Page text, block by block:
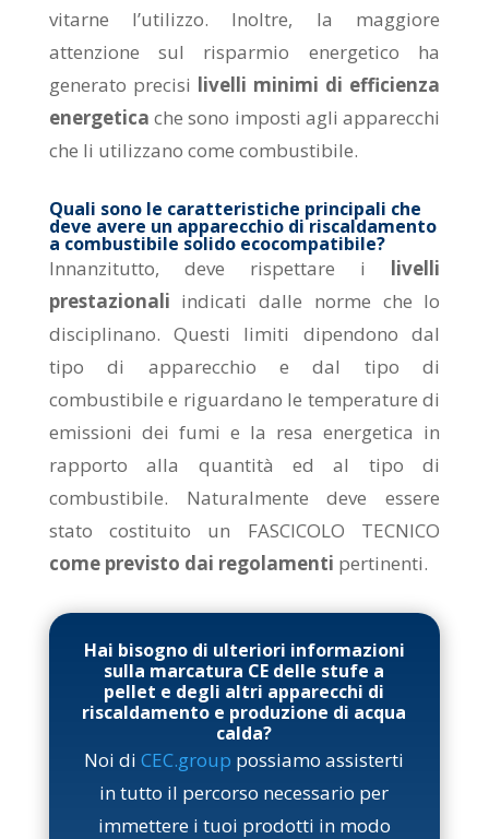
vitarne l’utilizzo. Inoltre, la maggiore
attenzione sul risparmio energetico ha
generato precisi livelli minimi di efficienza
energetica che sono imposti agli apparecchi
che li utilizzano come combustibile.
Quali sono le caratteristiche principali che
deve avere un apparecchio di riscaldamento
a combustibile solido ecocompatibile?
Innanzitutto, deve rispettare i livelli
prestazionali indicati dalle norme che lo
disciplinano. Questi limiti dipendono dal
tipo di apparecchio e dal tipo di
combustibile e riguardano le temperature di
emissioni dei fumi e la resa energetica in
rapporto alla quantità ed al tipo di
combustibile. Naturalmente deve essere
stato costituito un FASCICOLO TECNICO
come previsto dai regolamenti pertinenti.
Hai bisogno di ulteriori informazioni
sulla marcatura CE delle stufe a
pellet e degli altri apparecchi di
riscaldamento e produzione di acqua
calda?
Noi diCEC.group possiamo assisterti
in tutto il percorso necessario per
immettere i tuoi prodotti in modo